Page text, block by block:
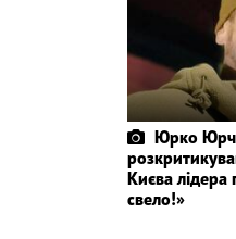
Юрко
Києва лідера
свело!»